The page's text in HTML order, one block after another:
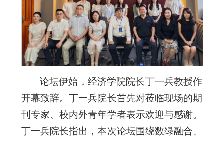
论坛伊始，经济学院院长丁一兵教授作
开幕致辞。丁一兵院长首先对莅临现场的期
刊专家、校内外青年学者表示欢迎与感谢。
丁一兵院长指出，本次论坛围绕数绿融合、